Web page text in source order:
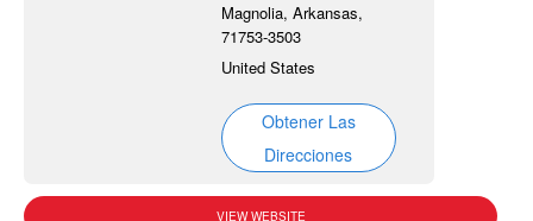
Magnolia, Arkansas,
71753-3503
United States
Obtener Las
Direcciones
VIEW WEBSITE